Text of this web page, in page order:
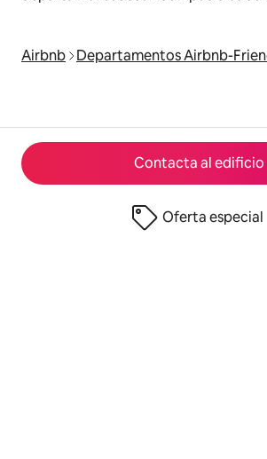
Contacta al edificio
Oferta especial
Airbnb Departamentos Airbnb-